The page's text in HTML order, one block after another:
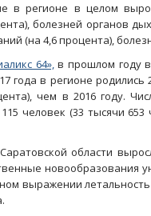
в регионе в целом
болезней органов
(на 4,6 процента),
64»,в прошлом году в
года в регионе
чем в 2016 году.
человек (33 тысячи
области
новообразования
выражении